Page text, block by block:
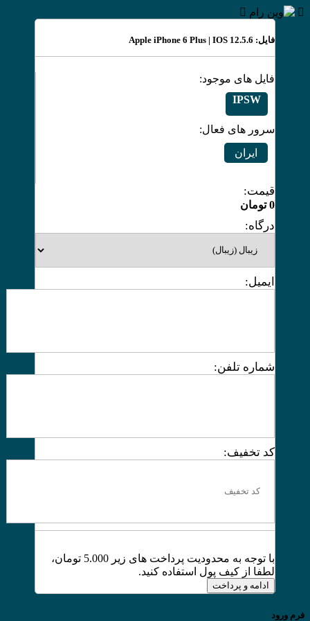
فایل: Apple iPhone 6 Plus | IOS 12.5.6
فایل های موجود:
IPSW
سرور های فعال:
ایران
قیمت:
0 تومان
درگاه:
ایمیل:
شماره تلفن:
کد تخفیف:
با توجه به محدودیت پرداخت های زیر 5.000 تومان،
لطفا از کیف پول استفاده کنید.
ادامه و پرداخت
فرم ورود